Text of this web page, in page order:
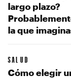
largo plazo?
la que
SALUD
Cómo elegir